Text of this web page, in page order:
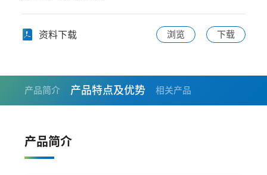
资料下载 浏览 下载
产品简介 产品特点及优势 相关产品
产品简介